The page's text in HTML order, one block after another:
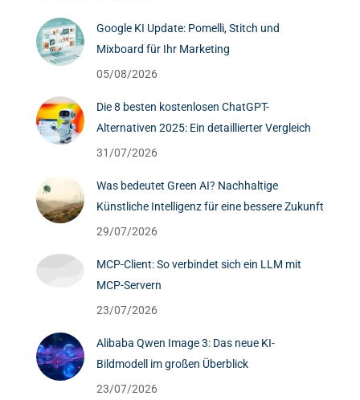
Google KI Update: Pomelli, Stitch und
Mixboard für Ihr Marketing
05/08/2026
Die 8 besten kostenlosen ChatGPT-
Alternativen 2025: Ein detaillierter Vergleich
31/07/2026
Was bedeutet Green AI? Nachhaltige
Künstliche Intelligenz für eine bessere Zukunft
29/07/2026
MCP-Client: So verbindet sich ein LLM mit
MCP-Servern
23/07/2026
Alibaba Qwen Image 3: Das neue KI-
Bildmodell im großen Überblick
23/07/2026